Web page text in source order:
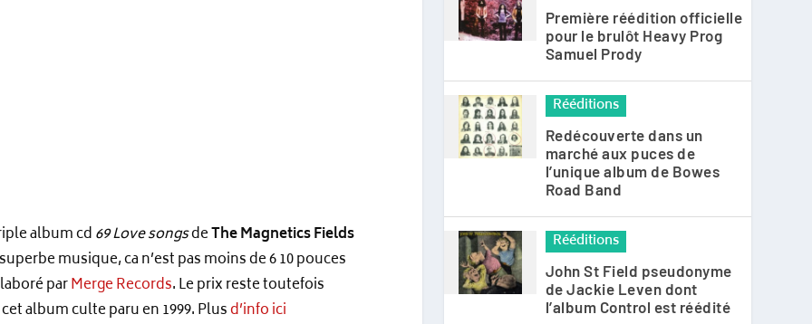
album cd69 Love songsdeThe Magnetics Fields
musique, ca n’est pas moins de 6 10 pouces
parMerge Records. Le prix reste toutefois
album culte paru en 1999. Plusd’info ici
Première réédition officielle
pour le brulôt Heavy Prog
Samuel Prody
Rééditions
Redécouverte dans un
marché aux puces de
l’unique album de Bowes
Road Band
Rééditions
John St Field pseudonyme
de Jackie Leven dont
l’album Control est réédité